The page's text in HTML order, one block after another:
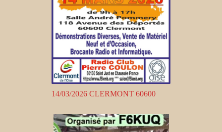
14/03/2026 CLERMONT 60600